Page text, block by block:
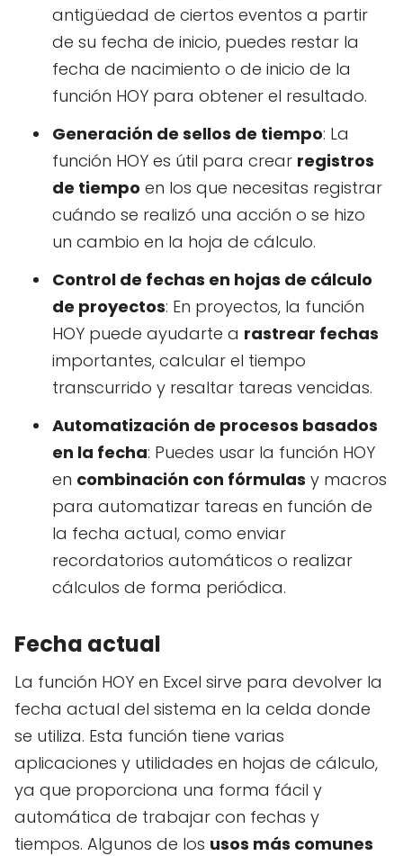
antigüedad de ciertos eventos a partir
de su fecha de inicio, puedes restar la
fecha de nacimiento o de inicio de la
función HOY para obtener el resultado.
Generación de sellos de tiempo: La
función HOY es útil para crear registros
de tiempo en los que necesitas registrar
cuándo se realizó una acción o se hizo
un cambio en la hoja de cálculo.
Control de fechas en hojas de cálculo
de proyectos: En proyectos, la función
HOY puede ayudarte a rastrear fechas
importantes, calcular el tiempo
transcurrido y resaltar tareas vencidas.
Automatización de procesos basados
en la fecha: Puedes usar la función HOY
en combinación con fórmulas y macros
para automatizar tareas en función de
la fecha actual, como enviar
recordatorios automáticos o realizar
cálculos de forma periódica.
Fecha actual
La función HOY en Excel sirve para devolver la
fecha actual del sistema en la celda donde
se utiliza. Esta función tiene varias
aplicaciones y utilidades en hojas de cálculo,
ya que proporciona una forma fácil y
automática de trabajar con fechas y
tiempos. Algunos de los usos más comunes